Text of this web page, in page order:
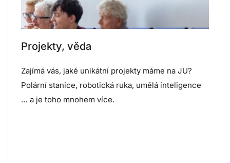
Projekty, věda
Zajímá vás, jaké unikátní projekty máme na JU?
Polární stanice, robotická ruka, umělá inteligence
… a je toho mnohem více.